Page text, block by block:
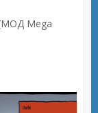
[МОД Mega